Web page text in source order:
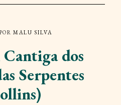
MALU SILVA
dos
Serpentes